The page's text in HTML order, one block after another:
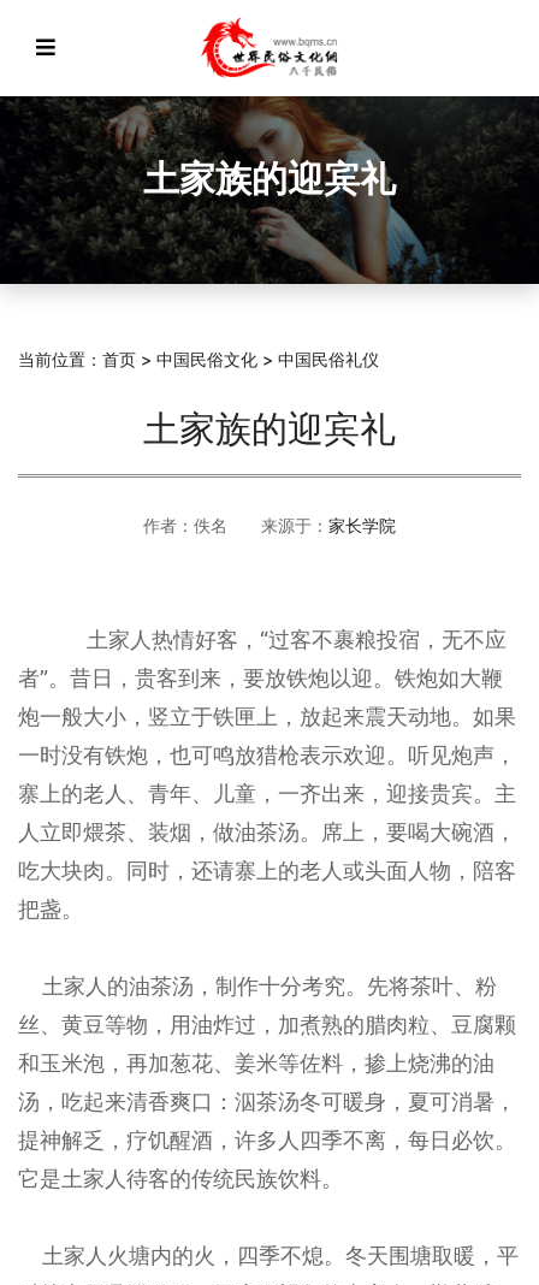
土家族的迎宾礼
当前位置： 首页 > 中国民俗文化 > 中国民俗礼仪
土家族的迎宾礼
作者：佚名 来源于： 家长学院
土家人热情好客，“过客不裹粮投宿，无不应
者”。昔日，贵客到来，要放铁炮以迎。铁炮如大鞭
炮一般大小，竖立于铁匣上，放起来震天动地。如果
一时没有铁炮，也可鸣放猎枪表示欢迎。听见炮声，
寨上的老人、青年、儿童，一齐出来，迎接贵宾。主
人立即煨茶、装烟，做油茶汤。席上，要喝大碗酒，
吃大块肉。同时，还请寨上的老人或头面人物，陪客
把盏。
土家人的油茶汤，制作十分考究。先将茶叶、粉
丝、黄豆等物，用油炸过，加煮熟的腊肉粒、豆腐颗
和玉米泡，再加葱花、姜米等佐料，掺上烧沸的油
汤，吃起来清香爽口：泅茶汤冬可暖身，夏可消暑，
提神解乏，疗饥醒酒，许多人四季不离，每日必饮。
它是土家人待客的传统民族饮料。
土家人火塘内的火，四季不熄。冬天围塘取暖，平